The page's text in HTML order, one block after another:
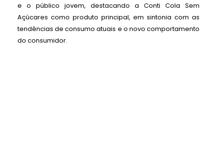
e o público jovem, destacando a Conti Cola Sem
Açúcares como produto principal, em sintonia com as
tendências de consumo atuais e o novo comportamento
do consumidor.